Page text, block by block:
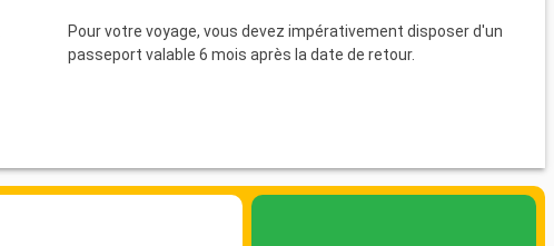
Pour votre voyage, vous devez impérativement disposer d'un
passeport valable 6 mois après la date de retour.